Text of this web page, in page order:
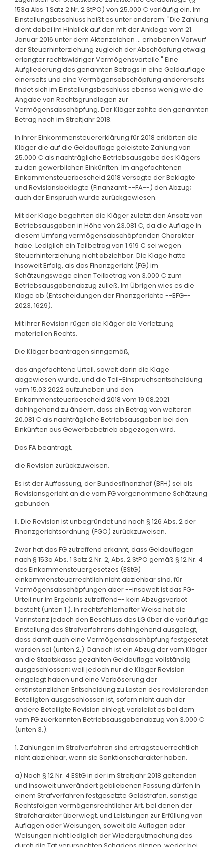
153a Abs. 1 Satz 2 Nr. 2 StPO) von 25.000 € vorläufig ein. Im
Einstellungsbeschluss heißt es unter anderem: "Die Zahlung
dient dabei im Hinblick auf den mit der Anklage vom 21.
Januar 2016 unter dem Aktenzeichen ... erhobenen Vorwurf
der Steuerhinterziehung zugleich der Abschöpfung etwaig
erlangter rechtswidriger Vermögensvorteile." Eine
Aufgliederung des genannten Betrags in eine Geldauflage
einerseits und eine Vermögensabschöpfung andererseits
findet sich im Einstellungsbeschluss ebenso wenig wie die
Angabe von Rechtsgrundlagen zur
Vermögensabschöpfung. Der Kläger zahlte den genannten
Betrag noch im Streitjahr 2018.
In ihrer Einkommensteuererklärung für 2018 erklärten die
Kläger die auf die Geldauflage geleistete Zahlung von
25.000 € als nachträgliche Betriebsausgabe des Klägers
zu den gewerblichen Einkünften. Im angefochtenen
Einkommensteuerbescheid 2018 versagte der Beklagte
und Revisionsbeklagte (Finanzamt --FA--) den Abzug;
auch der Einspruch wurde zurückgewiesen.
Mit der Klage begehrten die Kläger zuletzt den Ansatz von
Betriebsausgaben in Höhe von 23.081 €, da die Auflage in
diesem Umfang vermögensabschöpfenden Charakter
habe. Lediglich ein Teilbetrag von 1.919 € sei wegen
Steuerhinterziehung nicht abziehbar. Die Klage hatte
insoweit Erfolg, als das Finanzgericht (FG) im
Schätzungswege einen Teilbetrag von 3.000 € zum
Betriebsausgabenabzug zuließ. Im Übrigen wies es die
Klage ab (Entscheidungen der Finanzgerichte --EFG--
2023, 1629).
Mit ihrer Revision rügen die Kläger die Verletzung
materiellen Rechts.
Die Kläger beantragen sinngemäß,
das angefochtene Urteil, soweit darin die Klage
abgewiesen wurde, und die Teil-Einspruchsentscheidung
vom 15.03.2022 aufzuheben und den
Einkommensteuerbescheid 2018 vom 19.08.2021
dahingehend zu ändern, dass ein Betrag von weiteren
20.081 € als nachträgliche Betriebsausgaben bei den
Einkünften aus Gewerbebetrieb abgezogen wird.
Das FA beantragt,
die Revision zurückzuweisen.
Es ist der Auffassung, der Bundesfinanzhof (BFH) sei als
Revisionsgericht an die vom FG vorgenommene Schätzung
gebunden.
II. Die Revision ist unbegründet und nach § 126 Abs. 2 der
Finanzgerichtsordnung (FGO) zurückzuweisen.
Zwar hat das FG zutreffend erkannt, dass Geldauflagen
nach § 153a Abs. 1 Satz 2 Nr. 2, Abs. 2 StPO gemäß § 12 Nr. 4
des Einkommensteuergesetzes (EStG)
einkommensteuerrechtlich nicht abziehbar sind, für
Vermögensabschöpfungen aber --insoweit ist das FG-
Urteil nur im Ergebnis zutreffend-- kein Abzugsverbot
besteht (unten 1.). In rechtsfehlerhafter Weise hat die
Vorinstanz jedoch den Beschluss des LG über die vorläufige
Einstellung des Strafverfahrens dahingehend ausgelegt,
dass damit auch eine Vermögensabschöpfung festgesetzt
worden sei (unten 2.). Danach ist ein Abzug der vom Kläger
an die Staatskasse gezahlten Geldauflage vollständig
ausgeschlossen; weil jedoch nur die Kläger Revision
eingelegt haben und eine Verböserung der
erstinstanzlichen Entscheidung zu Lasten des revidierenden
Beteiligten ausgeschlossen ist, sofern nicht auch der
andere Beteiligte Revision einlegt, verbleibt es bei dem
vom FG zuerkannten Betriebsausgabenabzug von 3.000 €
(unten 3.).
1. Zahlungen im Strafverfahren sind ertragsteuerrechtlich
nicht abziehbar, wenn sie Sanktionscharakter haben.
a) Nach § 12 Nr. 4 EStG in der im Streitjahr 2018 geltenden
und insoweit unverändert gebliebenen Fassung dürfen in
einem Strafverfahren festgesetzte Geldstrafen, sonstige
Rechtsfolgen vermögensrechtlicher Art, bei denen der
Strafcharakter überwiegt, und Leistungen zur Erfüllung von
Auflagen oder Weisungen, soweit die Auflagen oder
Weisungen nicht lediglich der Wiedergutmachung des